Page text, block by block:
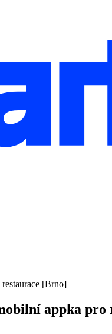
[Brno]
appka pro